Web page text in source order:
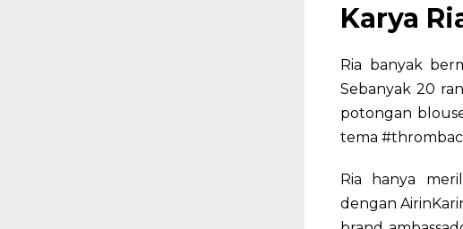
Karya
Ria banyak
Sebanyak 20
potongan
tema
Ria hanya
dengan